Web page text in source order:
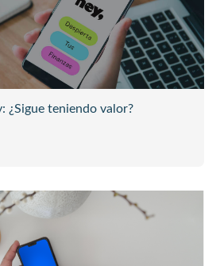
¿Sigue teniendo valor?